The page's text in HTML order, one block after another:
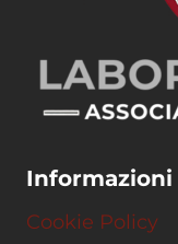
Informazioni
Cookie Policy